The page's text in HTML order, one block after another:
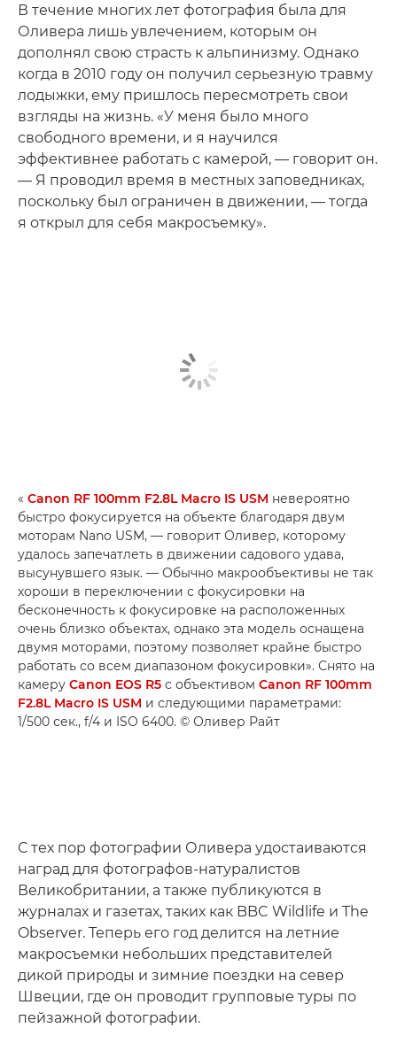
В течение многих лет фотография была для
Оливера лишь увлечением, которым он
дополнял свою страсть к альпинизму. Однако
когда в 2010 году он получил серьезную травму
лодыжки, ему пришлось пересмотреть свои
взгляды на жизнь. «У меня было много
свободного времени, и я научился
эффективнее работать с камерой, — говорит он.
— Я проводил время в местных заповедниках,
поскольку был ограничен в движении, — тогда
я открыл для себя макросъемку».
« Canon RF 100mm F2.8L Macro IS USM невероятно
быстро фокусируется на объекте благодаря двум
моторам Nano USM, — говорит Оливер, которому
удалось запечатлеть в движении садового удава,
высунувшего язык. — Обычно макрообъективы не так
хороши в переключении с фокусировки на
бесконечность к фокусировке на расположенных
очень близко объектах, однако эта модель оснащена
двумя моторами, поэтому позволяет крайне быстро
работать со всем диапазоном фокусировки». Снято на
камеру Canon EOS R5 с объективом Canon RF 100mm
F2.8L Macro IS USM и следующими параметрами:
1/500 сек., f/4 и ISO 6400. © Оливер Райт
С тех пор фотографии Оливера удостаиваются
наград для фотографов-натуралистов
Великобритании, а также публикуются в
журналах и газетах, таких как BBC Wildlife и The
Observer. Теперь его год делится на летние
макросъемки небольших представителей
дикой природы и зимние поездки на север
Швеции, где он проводит групповые туры по
пейзажной фотографии.